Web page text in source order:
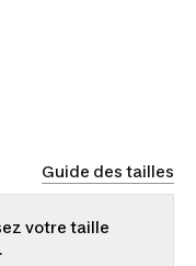
Guide des tailles
votre taille